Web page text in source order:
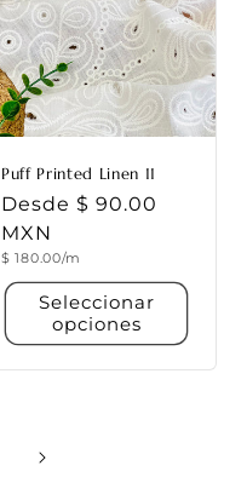
Puff Printed Linen 11
Precio
habitual
Desde $ 90.00
MXN
Precio
$ 180.00/m
Seleccionar
opciones